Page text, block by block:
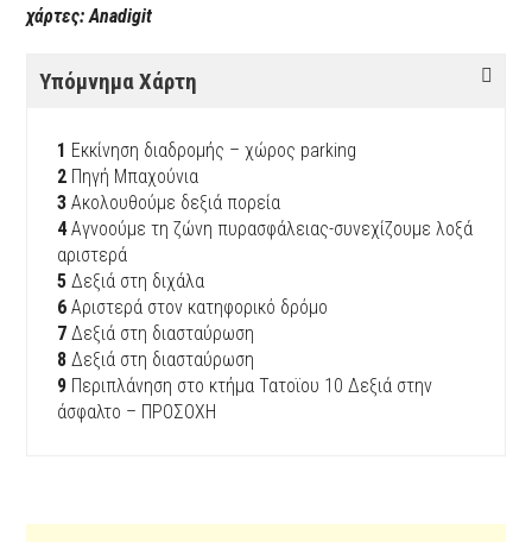
χάρτες: Anadigit
Υπόμνημα Χάρτη
1 Εκκίνηση διαδρομής – χώρος parking
2 Πηγή Μπαχούνια
3 Ακολουθούμε δεξιά πορεία
4Αγνοούμε τη ζώνη πυρασφάλειας-συνεχίζουμε λοξά
αριστερά
5 Δεξιά στη διχάλα
6 Αριστερά στον κατηφορικό δρόμο
7 Δεξιά στη διασταύρωση
8 Δεξιά στη διασταύρωση
9 Περιπλάνηση στο κτήμα Τατοϊου 10 Δεξιά στην
άσφαλτο – ΠΡΟΣΟΧΗ